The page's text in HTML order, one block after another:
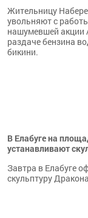
Жительницу
увольняют c
нашумевшей акции
раздаче бензина
бикини.
В Елабуге на
устанавливают
Завтра в Елабуге
скульптуру